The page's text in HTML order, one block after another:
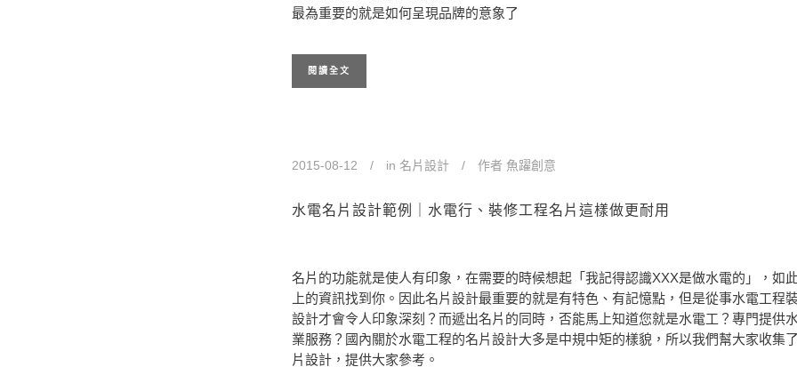
最為重要的就是如何呈現品牌的意象了
閱讀全文
2015-08-12 in 名片設計 作者 魚躍創意
水電名片設計範例｜水電行、裝修工程名片這樣做更耐用
名片的功能就是使人有印象，在需要的時候想起「我記得認識XXX是做水電的」，如
上的資訊找到你。因此名片設計最重要的就是有特色、有記憶點，但是從事水電工程
設計才會令人印象深刻？而遞出名片的同時，否能馬上知道您就是水電工？專門提供
業服務？國內關於水電工程的名片設計大多是中規中矩的樣貌，所以我們幫大家收集
片設計，提供大家參考。